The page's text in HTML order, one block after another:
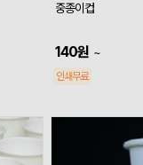
중종이컵
140원 ~
인쇄무료